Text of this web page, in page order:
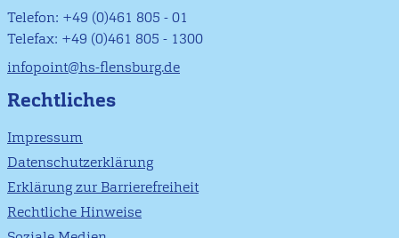
Telefon: +49 (0)461 805 - 01
Telefax: +49 (0)461 805 - 1300
infopoint@hs-flensburg.de
Rechtliches
Impressum
Datenschutzerklärung
Erklärung zur Barrierefreiheit
Rechtliche Hinweise